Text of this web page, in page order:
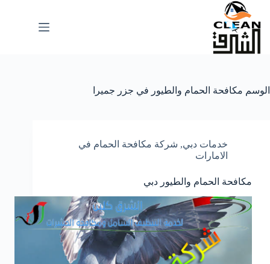
التجاوز
المحتوى
الوسم مكافحة الحمام والطيور في جزر جميرا
خدمات دبي, شركة مكافحة الحمام في
الامارات
مكافحة الحمام والطيور دبي